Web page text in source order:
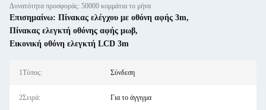
Δυνατότητα προσφοράς: 50000 κομμάτια το μήνα
Επισημαίνω: Πίνακας ελέγχου με οθόνη αφής 3m,
Πίνακας ελεγκτή οθόνης αφής μωβ,
Εικονική οθόνη ελεγκτή LCD 3m
1Τύπος: Σύνδεση
2Σειρά: Για το άγγιγμα